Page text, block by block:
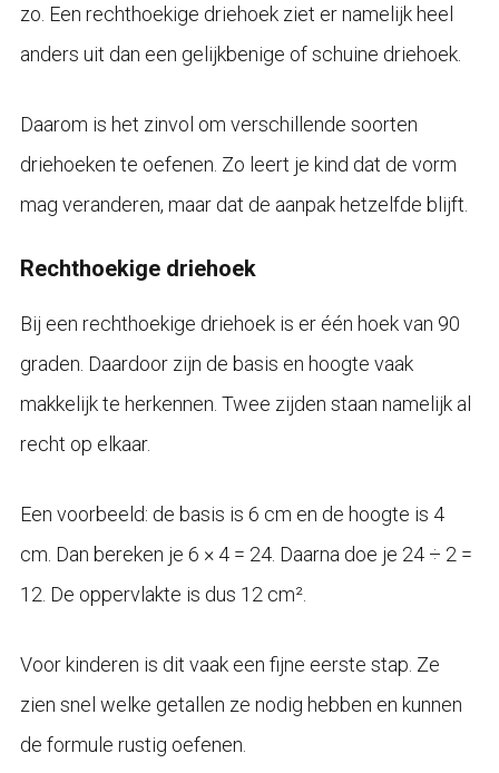
zo. Een rechthoekige driehoek ziet er namelijk heel
anders uit dan een gelijkbenige of schuine driehoek.
Daarom is het zinvol om verschillende soorten
driehoeken te oefenen. Zo leert je kind dat de vorm
mag veranderen, maar dat de aanpak hetzelfde blijft.
Rechthoekige driehoek
Bij een rechthoekige driehoek is er één hoek van 90
graden. Daardoor zijn de basis en hoogte vaak
makkelijk te herkennen. Twee zijden staan namelijk al
recht op elkaar.
Een voorbeeld: de basis is 6 cm en de hoogte is 4
cm. Dan bereken je 6 × 4 = 24. Daarna doe je 24 ÷ 2 =
12. De oppervlakte is dus 12 cm².
Voor kinderen is dit vaak een fijne eerste stap. Ze
zien snel welke getallen ze nodig hebben en kunnen
de formule rustig oefenen.